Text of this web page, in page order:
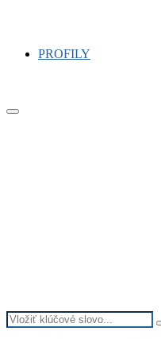
PROFILY
Primary
Search
for: